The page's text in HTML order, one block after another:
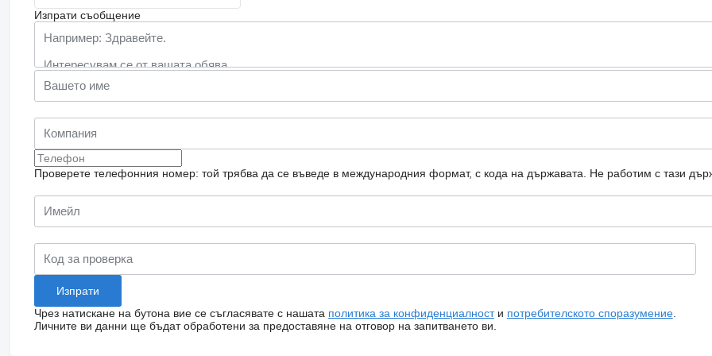
Изпрати съобщение
Проверете телефонния номер: той трябва да се въведе в международния формат, с кода на държавата. Не работим с тази
Чрез натискане на бутона вие се съгласявате с нашата политика за конфиденциалности потребителското споразумение.
Личните ви данни ще бъдат обработени за предоставяне на отговор на запитването ви.